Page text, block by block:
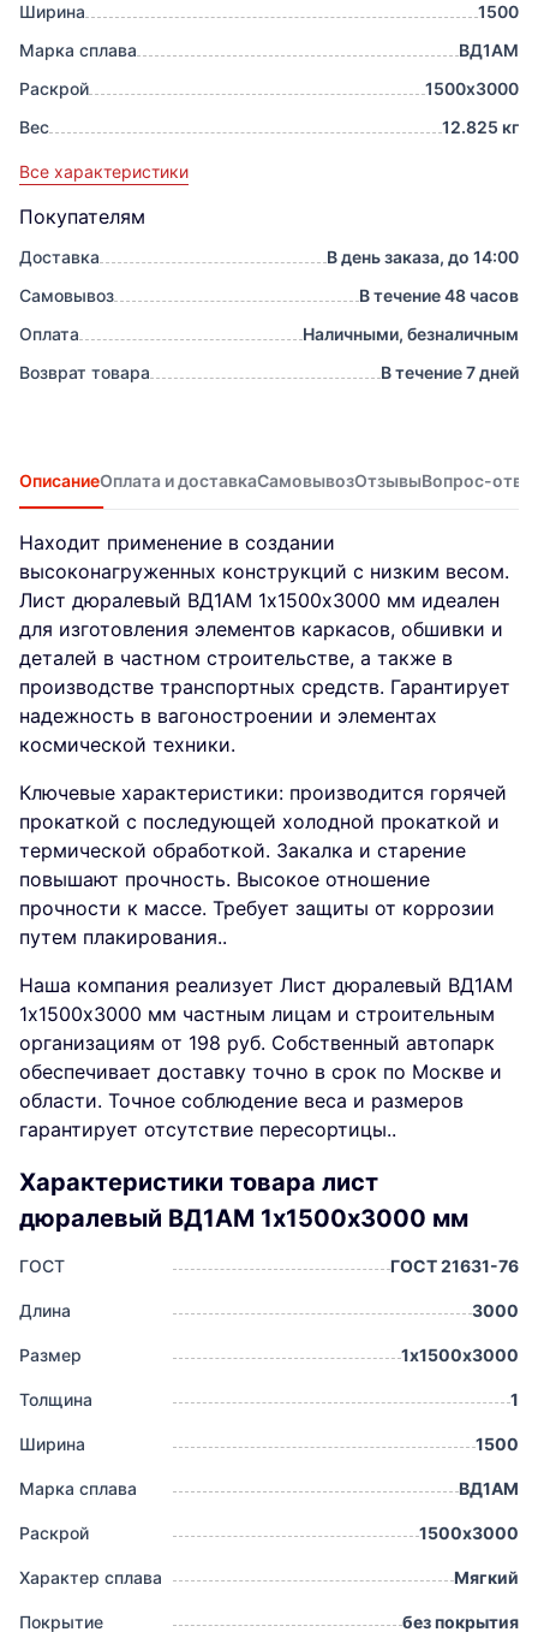
Ширина
1500
Марка сплава
ВД1АМ
Раскрой
1500х3000
Вес
12.825 кг
Все характеристики
Покупателям
Доставка
В день заказа, до 14:00
Самовывоз
В течение 48 часов
Оплата
Наличными, безналичным
Возврат товара
В течение 7 дней
ОписаниеОплата и доставкаСамовывозОтзывыВопрос-
Находит применение в создании
высоконагруженных конструкций с низким весом.
Лист дюралевый ВД1АМ 1х1500х3000 мм идеален
для изготовления элементов каркасов, обшивки и
деталей в частном строительстве, а также в
производстве транспортных средств. Гарантирует
надежность в вагоностроении и элементах
космической техники.
Ключевые характеристики: производится горячей
прокаткой с последующей холодной прокаткой и
термической обработкой. Закалка и старение
повышают прочность. Высокое отношение
прочности к массе. Требует защиты от коррозии
путем плакирования..
Наша компания реализует Лист дюралевый ВД1АМ
1х1500х3000 мм частным лицам и строительным
организациям от 198 руб. Собственный автопарк
обеспечивает доставку точно в срок по Москве и
области. Точное соблюдение веса и размеров
гарантирует отсутствие пересортицы..
Характеристики товара лист
дюралевый ВД1АМ 1х1500х3000 мм
ГОСТ ГОСТ 21631-76
Длина 3000
Размер 1х1500х3000
Толщина 1
Ширина 1500
Марка сплава ВД1АМ
Раскрой 1500х3000
Характер сплава Мягкий
Покрытие без покрытия